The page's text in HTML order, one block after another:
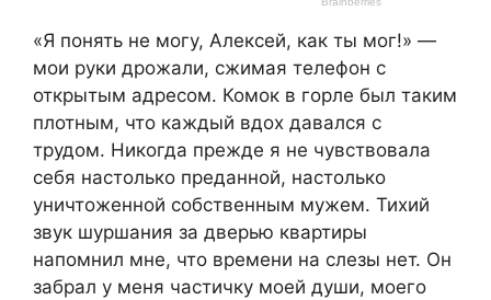
«Я понять не могу, Алексей, как ты мог!» —
мои руки дрожали, сжимая телефон с
открытым адресом. Комок в горле был таким
плотным, что каждый вдох давался с
трудом. Никогда прежде я не чувствовала
себя настолько преданной, настолько
уничтоженной собственным мужем. Тихий
звук шуршания за дверью квартиры
напомнил мне, что времени на слезы нет. Он
забрал у меня частичку моей души, моего